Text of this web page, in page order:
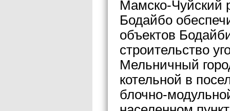
Мамско-Чуйский
Бодайбо
объектов
строительство
Мельничный
котельной в
блочно-